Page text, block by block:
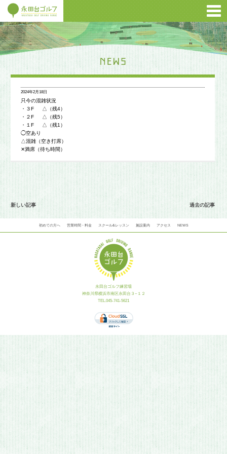
2024年2月18日
只今の混雑状況
・３F △（残4）
・２F △（残5）
・１F △（残1）
◯空あり
△混雑（空き打席）
✕満席（待ち時間）
新しい記事 過去の記事
初めての方へ 営業時間・料金 スクール&レッスン 施設案内 アクセス NEWS
永田台ゴルフ練習場
神奈川県横浜市南区永田台３−１２
TEL.045-741-5621